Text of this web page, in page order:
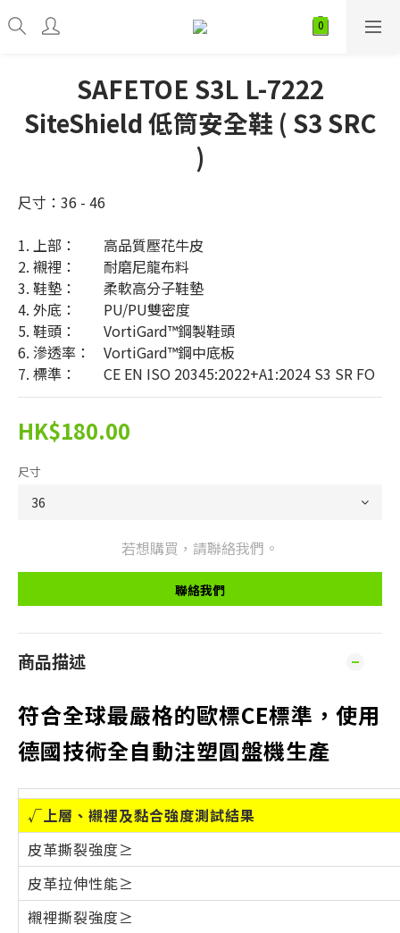
SAFETOE S3L L-7222
SiteShield 低筒安全鞋 ( S3 SRC
)
尺寸：36 - 46
1. 上部：	高品質壓花牛皮
2. 襯裡：	耐磨尼龍布料
3. 鞋墊：	柔軟高分子鞋墊
4. 外底：	PU/PU雙密度
5. 鞋頭：	VortiGard™鋼製鞋頭
6. 滲透率：	VortiGard™鋼中底板
7. 標準： 	CE EN ISO 20345:2022+A1:2024 S3 SR FO
HK$180.00
尺寸
若想購買，請聯絡我們。
聯絡我們
商品描述
符合全球最嚴格的歐標CE標準，使用
德國技術全自動注塑圓盤機生產
√上層、襯裡及黏合強度測試結果
皮革撕裂強度≥
皮革拉伸性能≥
襯裡撕裂強度≥